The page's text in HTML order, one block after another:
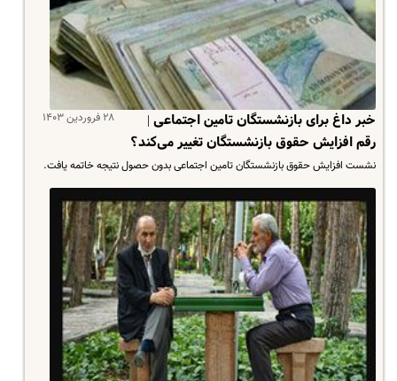
۲۸ فروردین ۱۴۰۳
خبر داغ برای بازنشستگان تامین اجتماعی |
رقم افزایش حقوق بازنشستگان تغییر می‌کند؟
نشست افزایش حقوق بازنشستگان تامین اجتماعی بدون حصول نتیجه خاتمه یافت.